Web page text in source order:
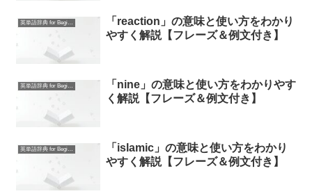
英単語辞典 for Beginners
「reaction」の意味と使い方をわかり
やすく解説【フレーズ＆例文付き】
英単語辞典 for Beginners
「nine」の意味と使い方をわかりやす
く解説【フレーズ＆例文付き】
英単語辞典 for Beginners
「islamic」の意味と使い方をわかり
やすく解説【フレーズ＆例文付き】